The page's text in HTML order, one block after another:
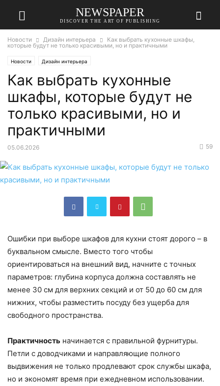
NEWSPAPER
DISCOVER THE ART OF PUBLISHING
Новости Дизайн интерьера
Как выбрать кухонные шкафы,
которые будут не только красивыми, но и практичными
Новости Дизайн интерьера
Как выбрать кухонные
шкафы, которые будут не
только красивыми, но и
практичными
05.06.2026 59
Ошибки при выборе шкафов для кухни стоят дорого – в
буквальном смысле. Вместо того чтобы
ориентироваться на внешний вид, начните с точных
параметров: глубина корпуса должна составлять не
менее 30 см для верхних секций и от 50 до 60 см для
нижних, чтобы разместить посуду без ущерба для
свободного пространства.
Практичность начинается с правильной фурнитуры.
Петли с доводчиками и направляющие полного
выдвижения не только продлевают срок службы шкафа,
но и экономят время при ежедневном использовании.